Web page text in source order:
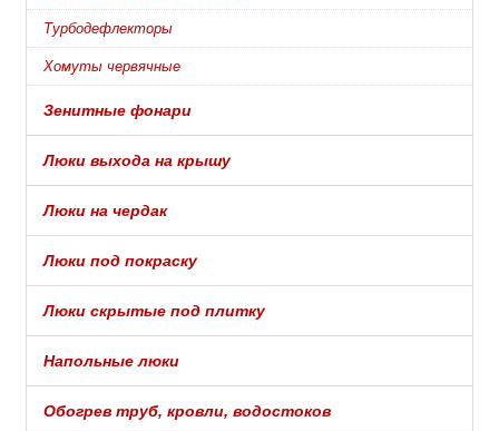
Турбодефлекторы
Хомуты червячные
Зенитные фонари
Люки выхода на крышу
Люки на чердак
Люки под покраску
Люки скрытые под плитку
Напольные люки
Обогрев труб, кровли, водостоков